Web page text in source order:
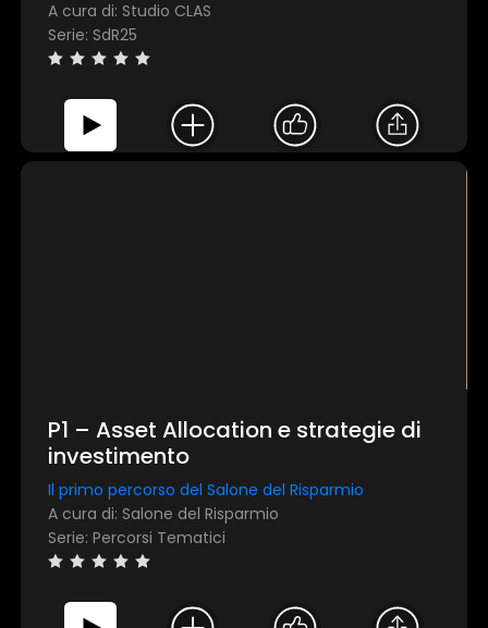
A cura di: Studio CLAS
Serie: SdR25
P1 – Asset Allocation e strategie di
investimento
Il primo percorso del Salone del Risparmio
A cura di: Salone del Risparmio
Serie: Percorsi Tematici